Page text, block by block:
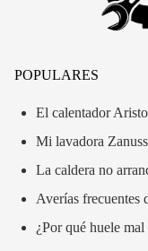
POPULARES
El calentador
Mi lavadora
La caldera no
Averías frecuentes
¿Por qué huele